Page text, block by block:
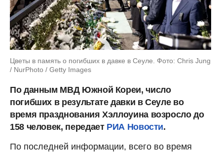
Цветы в память о погибших в давке в Сеуле. Фото: Chris Jung
/ NurPhoto / Getty Images
По данным МВД Южной Кореи, число
погибших в результате давки в Сеуле во
время празднования Хэллоуина возросло до
158 человек, передает РИА Новости.
По последней информации, всего во время